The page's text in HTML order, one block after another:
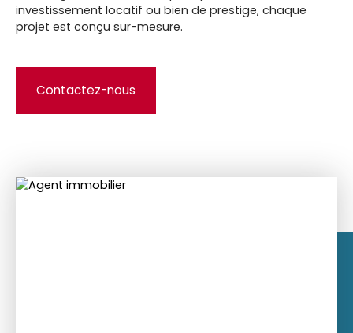
Qu’il s’agisse de résidence principale, secondaire,